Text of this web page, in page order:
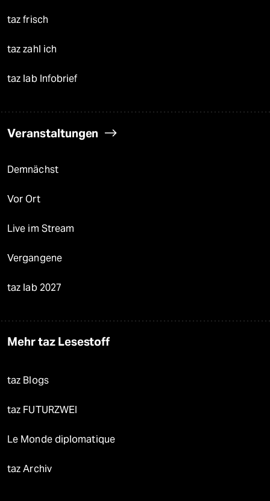
taz frisch
taz zahl ich
taz lab Infobrief
Veranstaltungen
Demnächst
Vor Ort
Live im Stream
Vergangene
taz lab 2027
Mehr taz Lesestoff
taz Blogs
taz FUTURZWEI
Le Monde diplomatique
taz Archiv